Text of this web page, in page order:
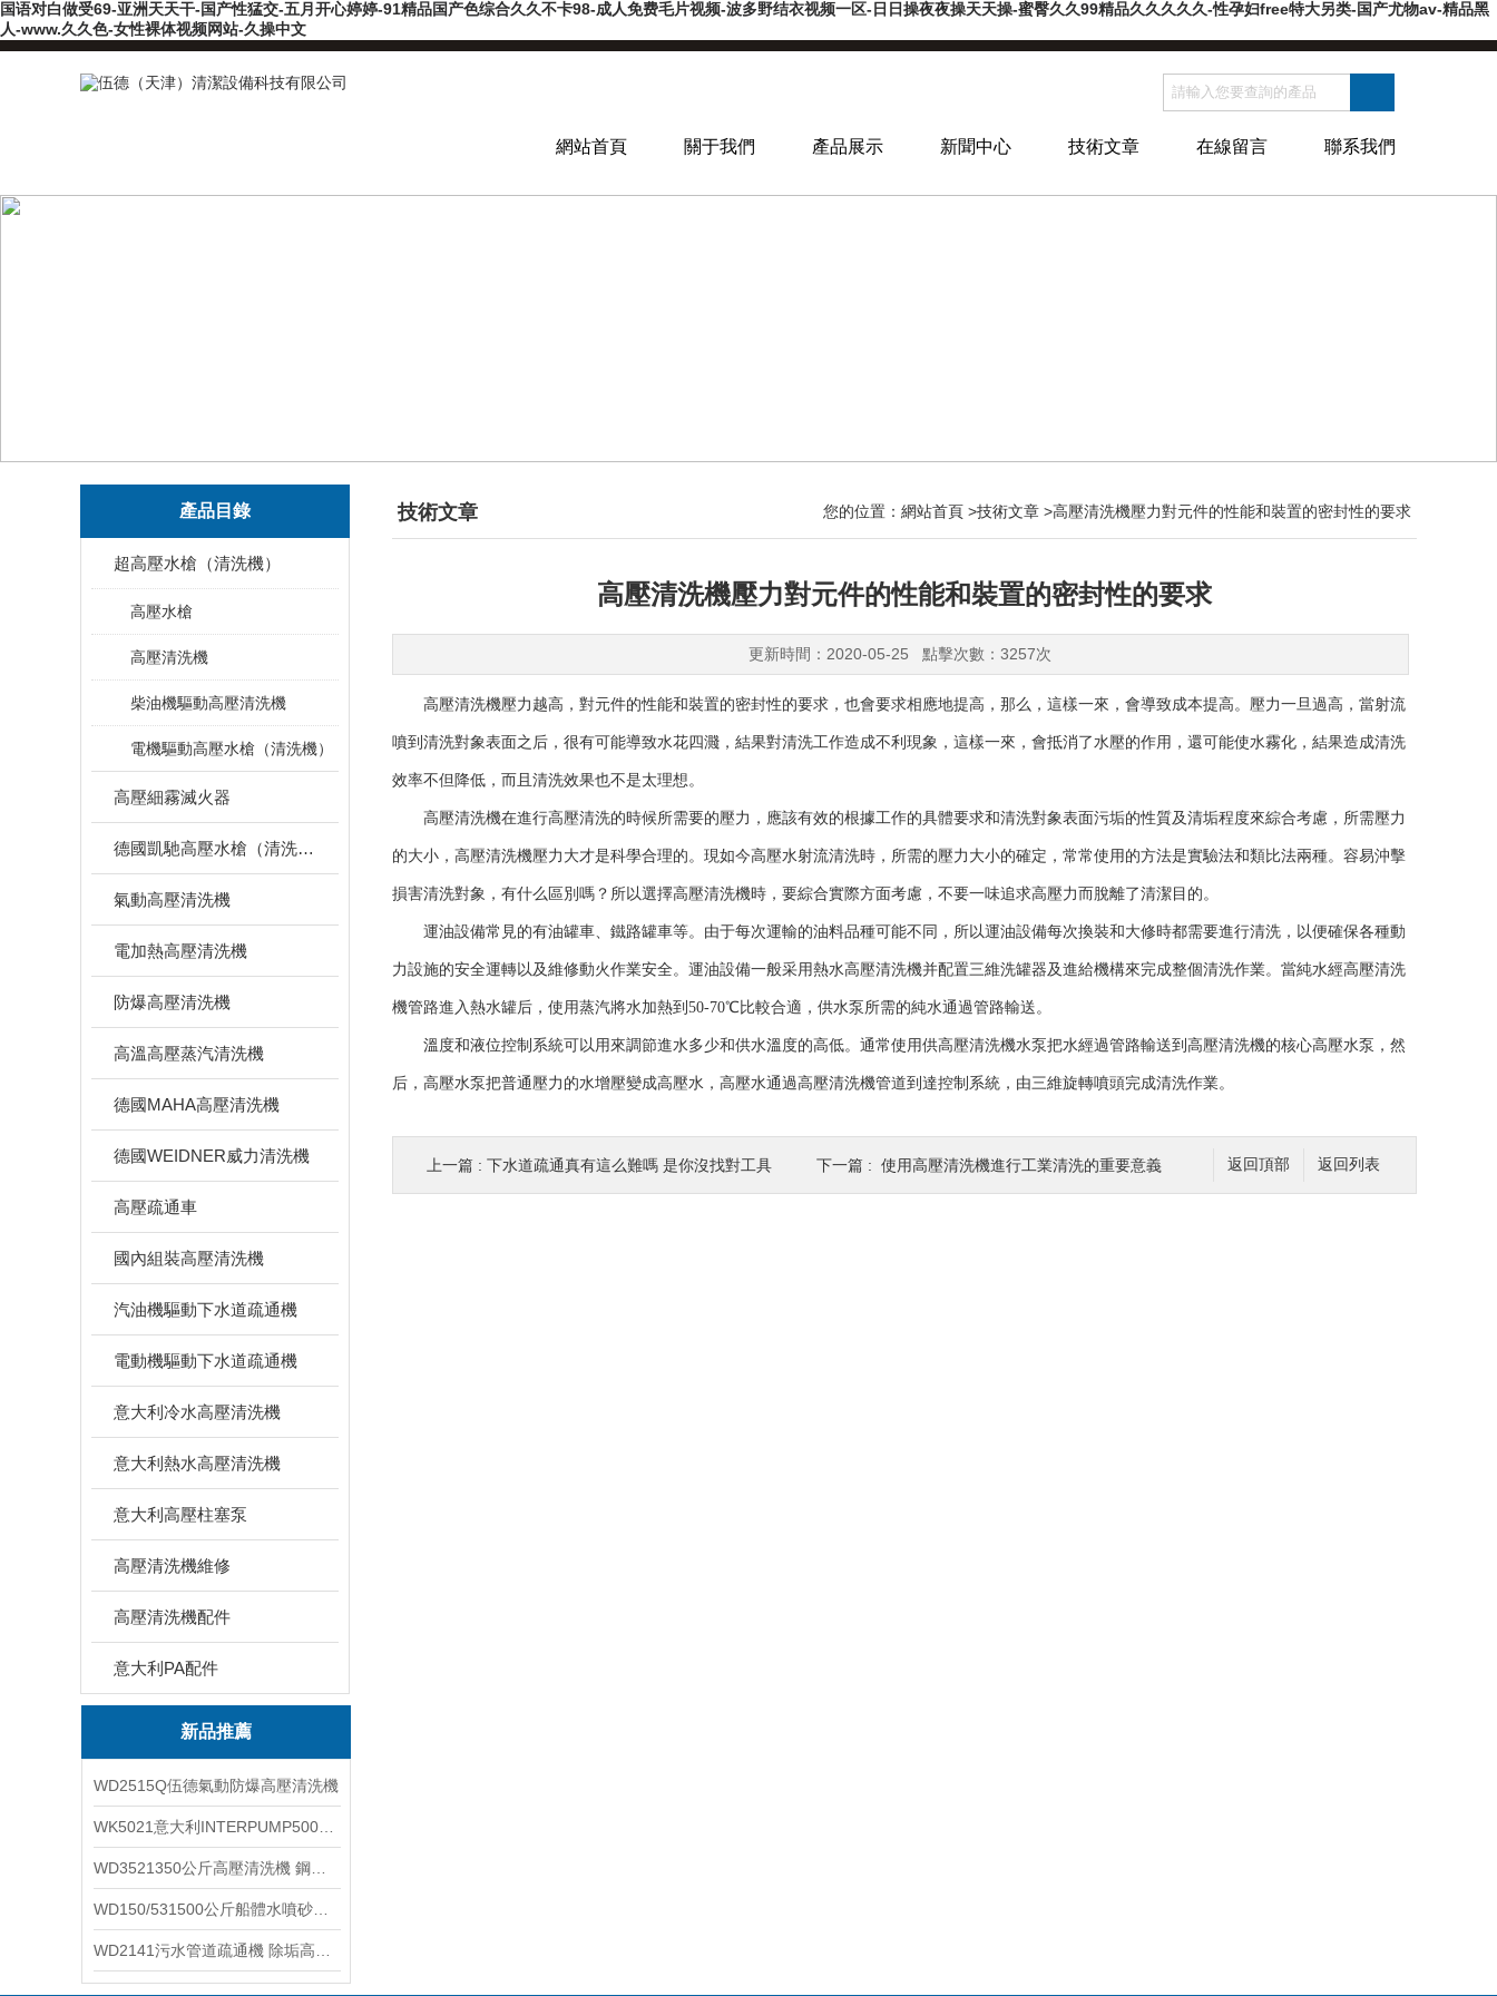
国语对白做受69-亚洲天天干-国产性猛交-五月开心婷婷-91精品国产色综合久久不卡98-成人免费毛片视频-波多野结衣视频一区-日日操夜夜操天天操-蜜臀久久99精品久久久久久-性孕妇free特大另类-国产尤物av-精品黑
人-www.久久色-女性裸体视频网站-久操中文
網站首頁 關于我們 產品展示 新聞中心 技術文章 在線留言 聯系我們
產品目錄
超高壓水槍（清洗機）
高壓水槍
高壓清洗機
柴油機驅動高壓清洗機
電機驅動高壓水槍（清洗機）
高壓細霧滅火器
德國凱馳高壓水槍（清洗機）
氣動高壓清洗機
電加熱高壓清洗機
防爆高壓清洗機
高溫高壓蒸汽清洗機
德國MAHA高壓清洗機
德國WEIDNER威力清洗機
高壓疏通車
國內組裝高壓清洗機
汽油機驅動下水道疏通機
電動機驅動下水道疏通機
意大利冷水高壓清洗機
意大利熱水高壓清洗機
意大利高壓柱塞泵
高壓清洗機維修
高壓清洗機配件
意大利PA配件
新品推薦
WD2515Q伍德氣動防爆高壓清洗機
技術文章 您的位置： 網站首頁 >技術文章 >高壓清洗機壓力對元件的性能和裝置的密封性的要求
高壓清洗機壓力對元件的性能和裝置的密封性的要求
更新時間：2020-05-25 點擊次數：3257次
高壓清洗機壓力越高，對元件的性能和裝置的密封性的要求，也會要求相應地提高，那么，這樣一來，會導致成本提高。壓力一旦過高，當射流
噴到清洗對象表面之后，很有可能導致水花四濺，結果對清洗工作造成不利現象，這樣一來，會抵消了水壓的作用，還可能使水霧化，結果造成清洗
效率不但降低，而且清洗效果也不是太理想。
高壓清洗機在進行高壓清洗的時候所需要的壓力，應該有效的根據工作的具體要求和清洗對象表面污垢的性質及清垢程度來綜合考慮，所需壓力
的大小，高壓清洗機壓力大才是科學合理的。現如今高壓水射流清洗時，所需的壓力大小的確定，常常使用的方法是實驗法和類比法兩種。容易沖擊
損害清洗對象，有什么區別嗎？所以選擇高壓清洗機時，要綜合實際方面考慮，不要一味追求高壓力而脫離了清潔目的。
運油設備常見的有油罐車、鐵路罐車等。由于每次運輸的油料品種可能不同，所以運油設備每次換裝和大修時都需要進行清洗，以便確保各種動
力設施的安全運轉以及維修動火作業安全。運油設備一般采用熱水高壓清洗機并配置三維洗罐器及進給機構來完成整個清洗作業。當純水經高壓清洗
機管路進入熱水罐后，使用蒸汽將水加熱到50-70℃比較合適，供水泵所需的純水通過管路輸送。
溫度和液位控制系統可以用來調節進水多少和供水溫度的高低。通常使用供高壓清洗機水泵把水經過管路輸送到高壓清洗機的核心高壓水泵，然
后，高壓水泵把普通壓力的水增壓變成高壓水，高壓水通過高壓清洗機管道到達控制系統，由三維旋轉噴頭完成清洗作業。
返回列表
返回頂部
上一篇 : 下水道疏通真有這么難嗎 是你沒找對工具 下一篇 : 使用高壓清洗機進行工業清洗的重要意義